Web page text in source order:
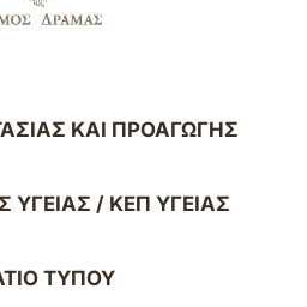
ΚΑΙ ΠΡΟΑΓΩΓΗΣ
/ ΚΕΠ ΥΓΕΙΑΣ
ΤΥΠΟΥ